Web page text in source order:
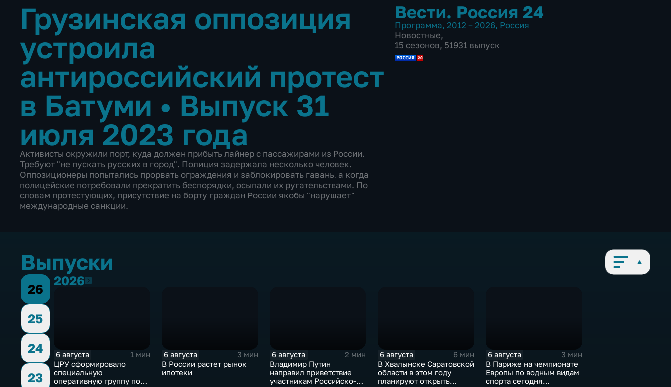
Грузинская оппозиция
устроила
антироссийский протест
в Батуми • Выпуск 31
июля 2023 года
Активисты окружили порт, куда должен прибыть лайнер с пассажирами из России.
Требуют "не пускать русских в город". Полиция задержала несколько человек.
Оппозиционеры попытались прорвать ограждения и заблокировать гавань, а когда
полицейские потребовали прекратить беспорядки, осыпали их ругательствами. По
словам протестующих, присутствие на борту граждан России якобы "нарушает"
международные санкции.
Вести. Россия 24
Программа, 2012 – 2026, Россия
Новостные,
15 сезонов, 51931 выпуск
Выпуски
26
25
24
23
20262026
6 августа
1 мин
ЦРУ сформировало
специальную
оперативную группу по
6 августа
3 мин
В России растет рынок
ипотеки
6 августа
2 мин
Владимир Путин
направил приветствие
участникам Российско-
6 августа
6 мин
В Хвалынске Саратовской
области в этом году
планируют открыть
6 августа
3 мин
В Париже на чемпионате
Европы по водным видам
спорта сегодня